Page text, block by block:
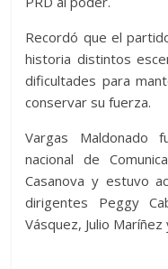
Recordó que el
historia distintos
dificultades para
conservar su fuerza.
Vargas Maldonado
nacional de
Casanova y estuvo
dirigentes Peggy
Vásquez, Julio Maríñez